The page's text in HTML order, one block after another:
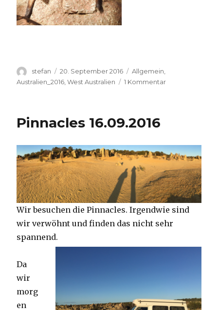
Autor
stefan
Veröffentlicht
am
20. September 2016 Kategorien
Allgemein,
Australien_2016 ,West Australien 1 Kommentarzu
Pinnacles 16.09.2016
Wir besuchen die Pinnacles. Irgendwie sind
wir verwöhnt und finden das nicht sehr
spannend.
Da
wir
morg
en